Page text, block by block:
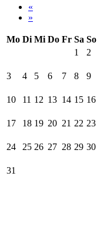
«
»
Mo Di Mi Do Fr Sa So
1
2
3 4 5 6 7 8 9
10 11 12 13 14 15 16
17 18 19 20 21 22 23
24 25 26 27 28 29 30
31